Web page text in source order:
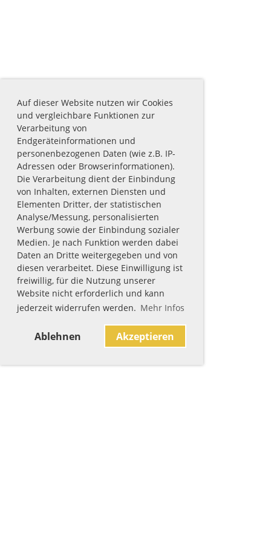
Auf dieser Website nutzen wir Cookies
und vergleichbare Funktionen zur
Verarbeitung von
Endgeräteinformationen und
personenbezogenen Daten (wie z.B. IP-
Adressen oder Browserinformationen).
Die Verarbeitung dient der Einbindung
von Inhalten, externen Diensten und
Elementen Dritter, der statistischen
Analyse/Messung, personalisierten
Werbung sowie der Einbindung sozialer
Medien. Je nach Funktion werden dabei
Daten an Dritte weitergegeben und von
diesen verarbeitet. Diese Einwilligung ist
freiwillig, für die Nutzung unserer
Website nicht erforderlich und kann
jederzeit widerrufen werden. Mehr Infos
Ablehnen Akzeptieren